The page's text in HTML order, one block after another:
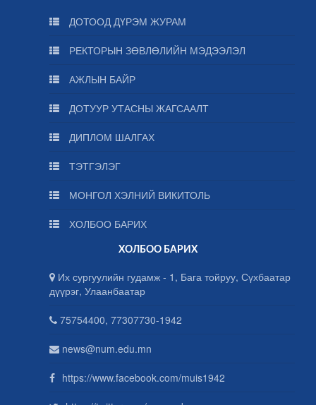
ДОТООД ДҮРЭМ ЖУРАМ
РЕКТОРЫН ЗӨВЛӨЛИЙН МЭДЭЭЛЭЛ
АЖЛЫН БАЙР
ДОТУУР УТАСНЫ ЖАГСААЛТ
ДИПЛОМ ШАЛГАХ
ТЭТГЭЛЭГ
МОНГОЛ ХЭЛНИЙ ВИКИТОЛЬ
ХОЛБОО БАРИХ
ХОЛБОО БАРИХ
Их сургуулийн гудамж - 1, Бага тойруу, Сүхбаатар
дүүрэг, Улаанбаатар
75754400, 77307730-1942
news@num.edu.mn
https://www.facebook.com/muis1942